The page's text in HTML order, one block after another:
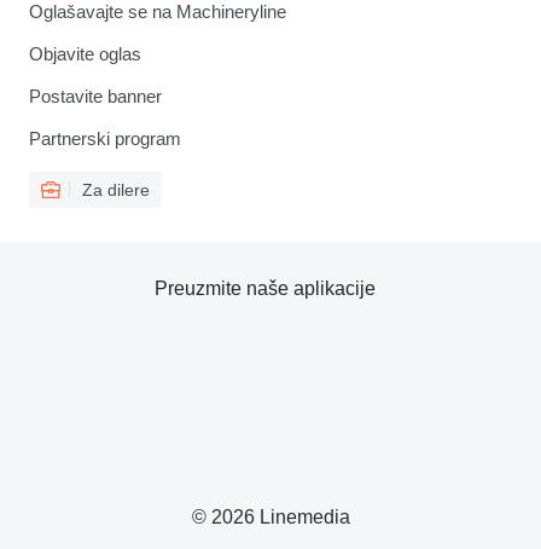
Oglašavajte se na Machineryline
Objavite oglas
Postavite banner
Partnerski program
Za dilere
© 2026 Linemedia
Preuzmite naše aplikacije